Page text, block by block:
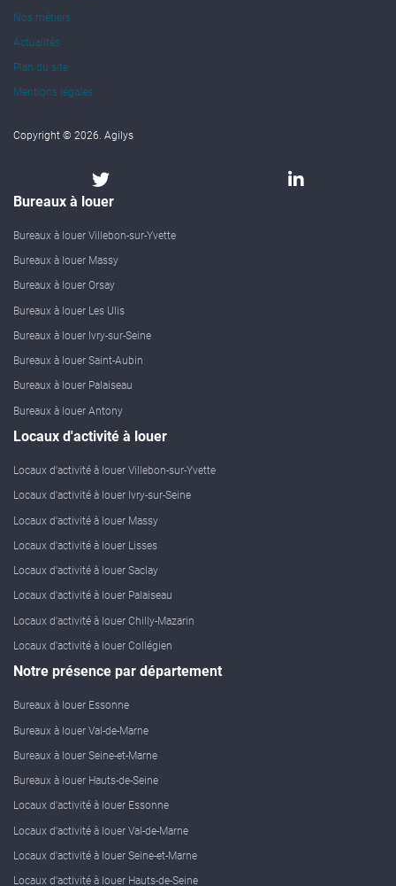
Nos métiers
Actualités
Plan du site
Mentions légales
Copyright © 2026. Agilys
Bureaux à louer
Bureaux à louer Villebon-sur-Yvette
Bureaux à louer Massy
Bureaux à louer Orsay
Bureaux à louer Les Ulis
Bureaux à louer Ivry-sur-Seine
Bureaux à louer Saint-Aubin
Bureaux à louer Palaiseau
Bureaux à louer Antony
Locaux d'activité à louer
Locaux d'activité à louer Villebon-sur-Yvette
Locaux d'activité à louer Ivry-sur-Seine
Locaux d'activité à louer Massy
Locaux d'activité à louer Lisses
Locaux d'activité à louer Saclay
Locaux d'activité à louer Palaiseau
Locaux d'activité à louer Chilly-Mazarin
Locaux d'activité à louer Collégien
Notre présence par département
Bureaux à louer Essonne
Bureaux à louer Val-de-Marne
Bureaux à louer Seine-et-Marne
Bureaux à louer Hauts-de-Seine
Locaux d'activité à louer Essonne
Locaux d'activité à louer Val-de-Marne
Locaux d'activité à louer Seine-et-Marne
Locaux d'activité à louer Hauts-de-Seine